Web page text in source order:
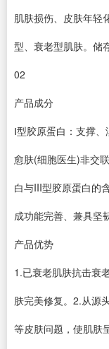
肌肤损伤、皮肤年轻
型、衰老型肌肤。储
02
产品成分
Ⅰ型胶原蛋白：支撑
愈肤(细胞医生)非交
白与III型胶原蛋白的
成功能完善、兼具坚
产品优势
1.已衰老肌肤抗击衰
肤完美修复。2.从源
等皮肤问题，使肌肤